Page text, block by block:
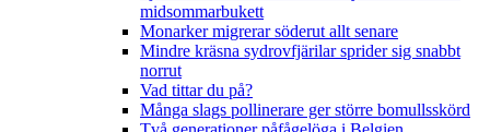
midsommarbukett
Monarker migrerar söderut allt senare
Mindre kräsna sydrovfjärilar sprider sig snabbt
norrut
Vad tittar du på?
Många slags pollinerare ger större bomullsskörd